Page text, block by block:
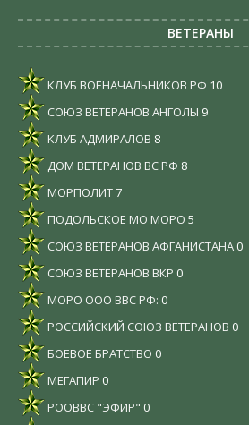
ВЕТЕРАНЫ
КЛУБ ВОЕНАЧАЛЬНИКОВ РФ 10
СОЮЗ ВЕТЕРАНОВ АНГОЛЫ 9
КЛУБ АДМИРАЛОВ 8
ДОМ ВЕТЕРАНОВ ВС РФ 8
МОРПОЛИТ7
ПОДОЛЬСКОЕ МО МОРО 5
СОЮЗ ВЕТЕРАНОВ АФГАНИСТАНА 0
СОЮЗ ВЕТЕРАНОВ ВКР 0
МОРО ООО ВВС РФ: 0
РОССИЙСКИЙ СОЮЗ ВЕТЕРАНОВ 0
БОЕВОЕ БРАТСТВО 0
МЕГАПИР 0
РООВВС "ЭФИР" 0